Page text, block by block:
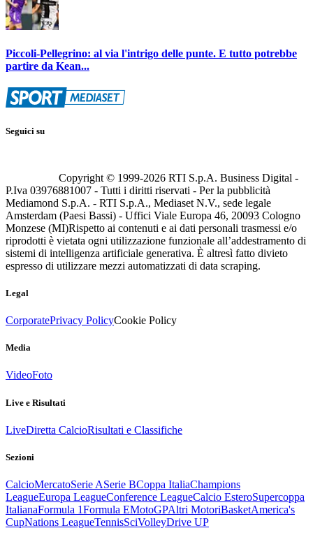
Piccoli-Pellegrino: al via l'intrigo delle punte. E tutto potrebbe
partire da Kean...
Seguici su
Copyright © 1999-2026 RTI S.p.A. Business Digital -
P.Iva 03976881007 - Tutti i diritti riservati - Per la pubblicità
Mediamond S.p.A. - RTI S.p.A., Mediaset N.V., sede legale
Amsterdam (Paesi Bassi) - Uffici Viale Europa 46, 20093 Cologno
Monzese (MI)Rispetto ai contenuti e ai dati personali trasmessi e/o
riprodotti è vietata ogni utilizzazione funzionale all’addestramento di
sistemi di intelligenza artificiale generativa. È altresì fatto divieto
espresso di utilizzare mezzi automatizzati di data scraping.
Legal
CorporatePrivacy PolicyCookie Policy
Media
VideoFoto
Live e Risultati
LiveDiretta CalcioRisultati e Classifiche
Sezioni
CalcioMercatoSerie ASerie BCoppa ItaliaChampions
LeagueEuropa LeagueConference LeagueCalcio EsteroSupercoppa
ItalianaFormula 1Formula EMotoGPAltri MotoriBasketAmerica's
CupNations LeagueTennisSciVolleyDrive UP